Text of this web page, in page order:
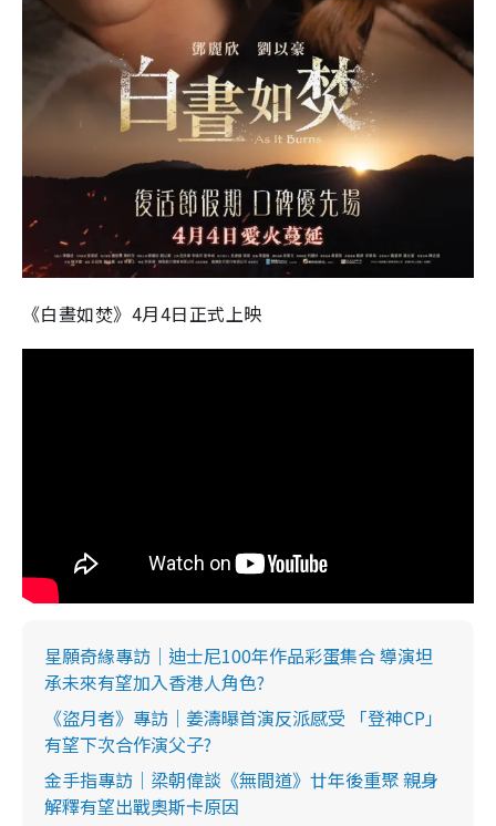
《白晝如焚》4月4日正式上映
星願奇緣專訪｜迪士尼100年作品彩蛋集合 導演坦
承未來有望加入香港人角色?
《盜月者》專訪｜姜濤曝首演反派感受 「登神CP」
有望下次合作演父子?
金手指專訪｜梁朝偉談《無間道》廿年後重聚 親身
解釋有望出戰奧斯卡原因